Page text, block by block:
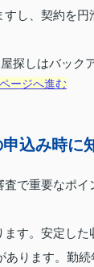
し、契約を円
探しはバック
ージへ進む
込み時に
で重要なポ
す。安定し
ります。勤